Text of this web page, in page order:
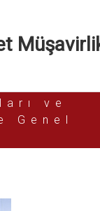
ve
Genel